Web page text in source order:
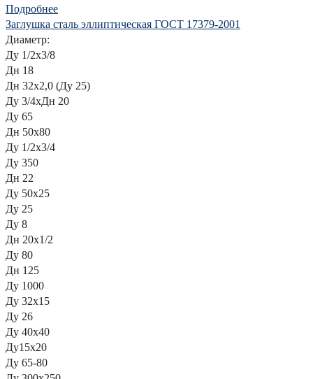
Подробнее
Заглушка сталь эллиптическая ГОСТ 17379-2001
Диаметр:
Ду 1/2х3/8
Дн 18
Дн 32х2,0 (Ду 25)
Ду 3/4хДн 20
Ду 65
Дн 50х80
Ду 1/2х3/4
Ду 350
Дн 22
Ду 50х25
Ду 25
Ду 8
Дн 20х1/2
Ду 80
Дн 125
Ду 1000
Ду 32х15
Ду 26
Ду 40х40
Ду15х20
Ду 65-80